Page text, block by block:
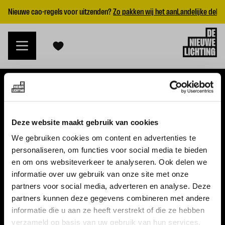
Deze website maakt gebruik van cookies
We gebruiken cookies om content en advertenties te
personaliseren, om functies voor social media te bieden
en om ons websiteverkeer te analyseren. Ook delen we
informatie over uw gebruik van onze site met onze
partners voor social media, adverteren en analyse. Deze
partners kunnen deze gegevens combineren met andere
informatie die u aan ze heeft verstrekt of die ze hebben
verzameld op basis van uw gebruik van hun services.
Nieuwe cao-regels voor uitzenden?Zo pakken wij het aanLandelijke
WERKGEVERS
Nieuwe cao uitzenden 2026
Vraag een offerte aan
VACATURES
Alle vacatures
Topvacatures